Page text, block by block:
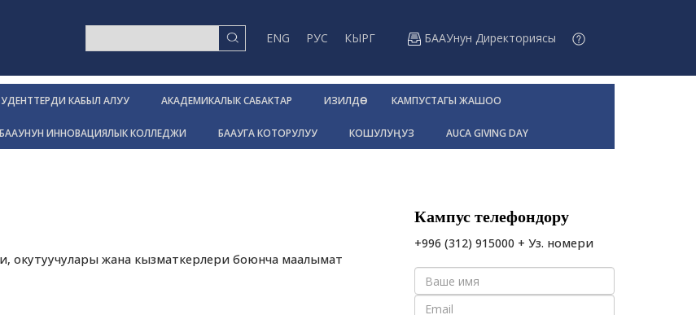
ENG РУС КЫРГ БААУнун Директориясы
КАБЫЛ АЛУУ АКАДЕМИКАЛЫК САБАКТАР ИЗИЛДӨӨ КАМПУСТАГЫ ЖАШОО
БААУНУН ИННОВАЦИЯЛЫК КОЛЛЕДЖИ БААУГА КОТОРУЛУУ КОШУЛУҢУЗ AUCA GIVING DAY
окутуучулары жана кызматкерлери боюнча маалымат
Кампус телефондору
+996 (312) 915000 + Уз. номери